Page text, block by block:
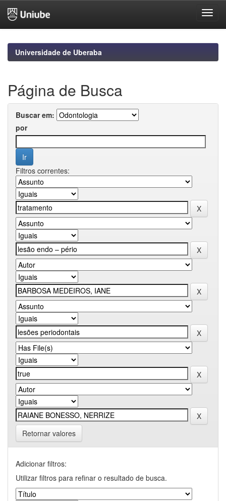
navigationUniversidade de Uberaba
Página de Busca
Buscar em:
por
Filtros correntes:
Retornar valores
Adicionar filtros:
Utilizar filtros para refinar o resultado de busca.